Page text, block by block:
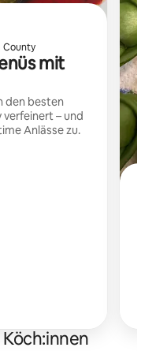
County
mit
den besten
verfeinert – und
Anlässe zu.